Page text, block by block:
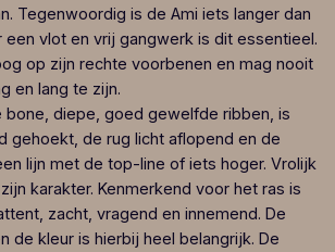
Tegenwoordig is de Ami iets langer dan
een vlot en vrij gangwerk is dit essentieel.
op zijn rechte voorbenen en mag nooit
en lang te zijn.
bone, diepe, goed gewelfde ribben, is
gehoekt, de rug licht aflopend en de
lijn met de top-line of iets hoger. Vrolijk
karakter. Kenmerkend voor het ras is
zacht, vragend en innemend. De
de kleur is hierbij heel belangrijk. De